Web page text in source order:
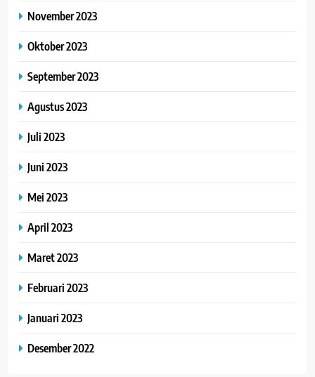
November 2023
Oktober 2023
September 2023
Agustus 2023
Juli 2023
Juni 2023
Mei 2023
April 2023
Maret 2023
Februari 2023
Januari 2023
Desember 2022